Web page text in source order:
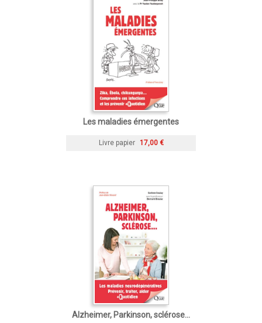
Les maladies émergentes
Livre papier 17,00 €
Alzheimer, Parkinson, sclérose...